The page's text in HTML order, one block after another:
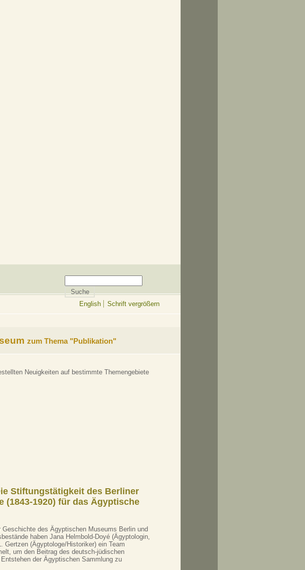
English Schrift vergrößern
zum Thema "Publikation"
Neuigkeiten auf bestimmte Themengebiete
Stiftungstätigkeit des Berliner
(1843-1920) für das Ägyptische
Geschichte des Ägyptischen Museums Berlin und
haben Jana Helmbold-Doyé (Ägyptologin,
Gertzen (Ägyptologe/Historiker) ein Team
um den Beitrag des deutsch-jüdischen
der Ägyptischen Sammlung zu